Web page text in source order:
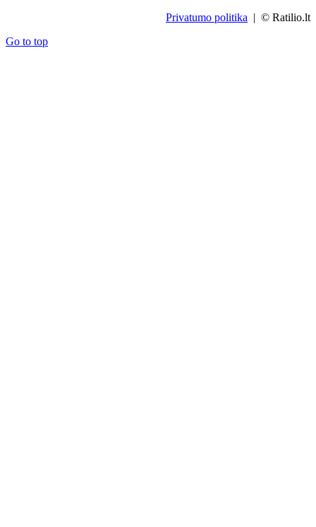
Privatumo politika | © Ratilio.lt
Go to top